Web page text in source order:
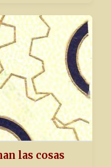
las cosas